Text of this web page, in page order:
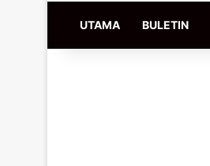
UTAMA BULETIN